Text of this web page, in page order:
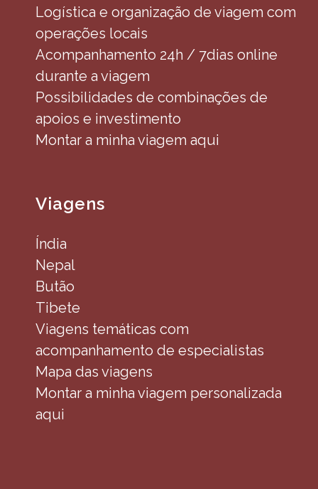
Logística e organização de viagem com
operações locais
Acompanhamento 24h / 7dias online
durante a viagem
Possibilidades de combinações de
apoios e investimento
Montar a minha viagem aqui
Viagens
Índia
Nepal
Butão
Tibete
Viagens temáticas com
acompanhamento de especialistas
Mapa das viagens
Montar a minha viagem personalizada
aqui